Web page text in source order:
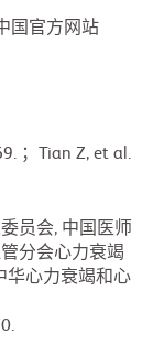
国官方网站
；Tian Z, et al.
员会, 中国医师
分会心力衰竭
华心力衰竭和心